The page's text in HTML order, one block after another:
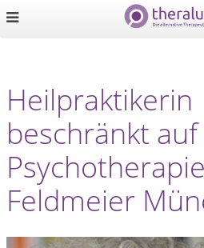
Heilpraktikerin
beschränkt auf
Feldmeier